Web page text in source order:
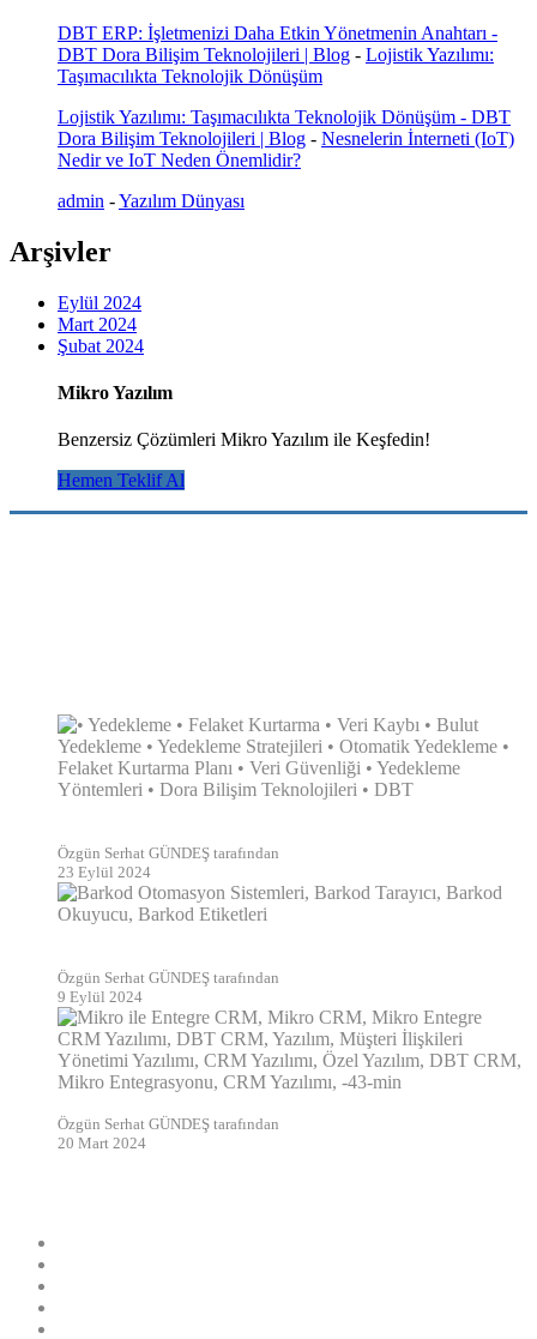
DBT ERP: İşletmenizi Daha Etkin Yönetmenin Anahtarı -
DBT Dora Bilişim Teknolojileri | Blog - Lojistik Yazılımı:
Taşımacılıkta Teknolojik Dönüşüm
Lojistik Yazılımı: Taşımacılıkta Teknolojik Dönüşüm - DBT
Dora Bilişim Teknolojileri | Blog - Nesnelerin İnterneti (IoT)
Nedir ve IoT Neden Önemlidir?
admin -Yazılım Dünyası
Arşivler
Eylül 2024
Mart 2024
Şubat 2024
Mikro Yazılım
Benzersiz Çözümleri Mikro Yazılım ile Keşfedin!
Hemen Teklif Al
Özgün Serhat GÜNDEŞ tarafından
23 Eylül 2024
Özgün Serhat GÜNDEŞ tarafından
9 Eylül 2024
Özgün Serhat GÜNDEŞ tarafından
20 Mart 2024